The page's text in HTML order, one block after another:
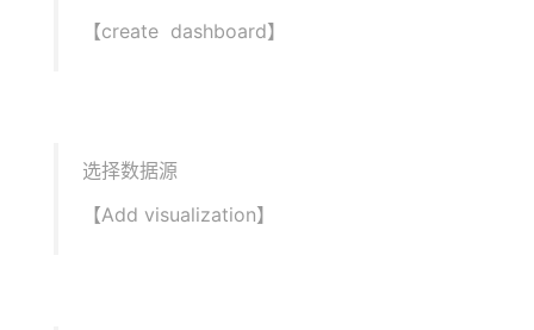
【create dashboard】
选择数据源
【Add visualization】